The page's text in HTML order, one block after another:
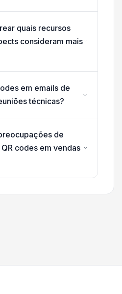
quais recursos
consideram mais
em emails de
técnicas?
de
codes em vendas